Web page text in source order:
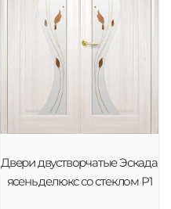
Двери двустворчатые Эскада
ясень делюкс со стеклом Р1